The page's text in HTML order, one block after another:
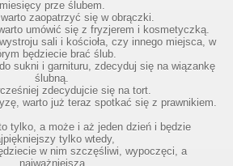
miesięcy prze ślubem.
zaopatrzyć się w obrączki.
umówić się z fryzjerem i kosmetyczką.
sali i kościoła, czy innego miejsca, w
będziecie brać ślub.
sukni i garnituru, zdecyduj się na wiązankę
ślubną.
zdecydujcie się na tort.
warto już teraz spotkać się z prawnikiem.
tylko, a może i aż jeden dzień i będzie
tylko wtedy,
w nim szczęśliwi, wypoczęci, a
najważniejsza